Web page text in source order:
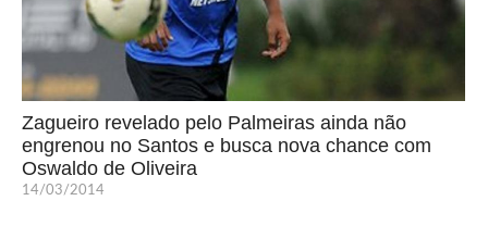
Zagueiro revelado pelo Palmeiras ainda não
engrenou no Santos e busca nova chance com
Oswaldo de Oliveira
14/03/2014